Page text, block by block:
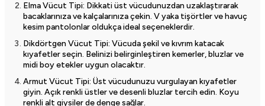
Elma Vücut Tipi: Dikkati üst vücudunuzdan uzaklaştırarak
bacaklarınıza ve kalçalarınıza çekin. V yaka tişörtler ve havuç
kesim pantolonlar oldukça ideal seçeneklerdir.
Dikdörtgen Vücut Tipi: Vücuda şekil ve kıvrım katacak
kıyafetler seçin. Belinizi belirginleştiren kemerler, bluzlar ve
midi boy etekler uygun olacaktır.
Armut Vücut Tipi: Üst vücudunuzu vurgulayan kıyafetler
giyin. Açık renkli üstler ve desenli bluzlar tercih edin. Koyu
renkli alt giysiler de denge sağlar.